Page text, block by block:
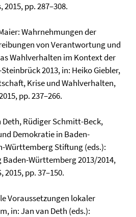
pp. 287–308.
Wahrnehmungen der
von Verant­wortung und
Wahlverhalten im Kontext der
2013, in: Heiko Giebler,
Krise und Wahlverhal­ten,
pp. 237–266.
Deth, Rüdiger Schmitt-Beck,
Demokratie in Baden-
Württemberg Stiftung (eds.):
Württemberg 2013/2014,
2015, pp. 37–150.
Voraussetzungen lokaler
in: Jan van Deth (eds.):